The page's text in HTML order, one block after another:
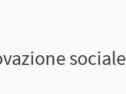
sociale